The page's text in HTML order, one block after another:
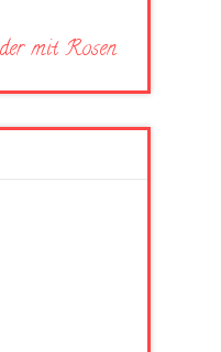
mit Rosen